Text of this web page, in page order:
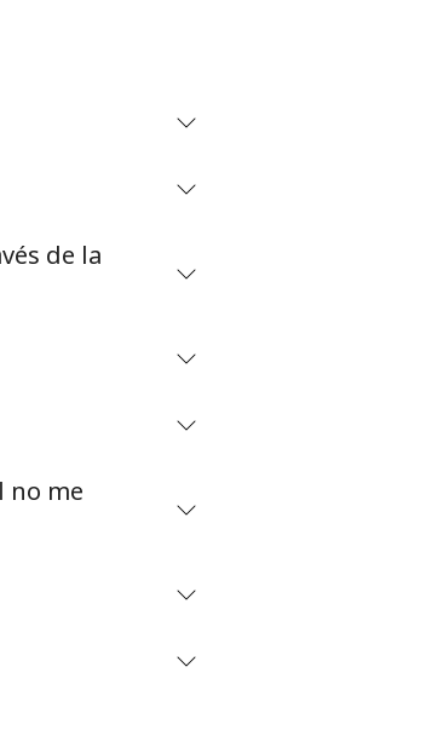
sitio web, estoy de
de la
no me